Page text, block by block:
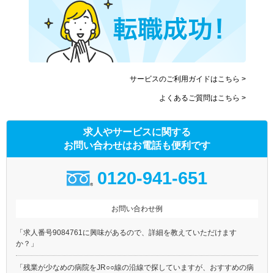
サービスのご利用ガイドはこちら >
よくあるご質問はこちら >
求人やサービスに関する
お問い合わせはお電話も便利です
0120-941-651
お問い合わせ例
「求人番号9084761に興味があるので、詳細を教えていただけます
か？」
「残業が少なめの病院をJR○○線の沿線で探していますが、おすすめの病